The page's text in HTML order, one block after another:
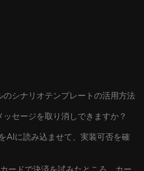
シナリオテンプレートの活用方法
セージを取り消しできますか？
AIに読み込ませて、実装可否を確